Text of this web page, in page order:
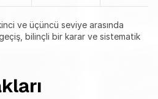
ve üçüncü seviye arasında
bilinçli bir karar ve sistematik